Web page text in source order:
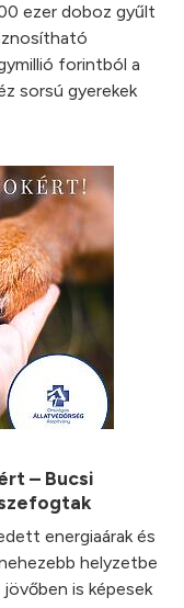
ezer doboz gyűlt
forintból a
sorsú gyerekek
– Bucsi
energiaárak és
helyzetbe
is képesek